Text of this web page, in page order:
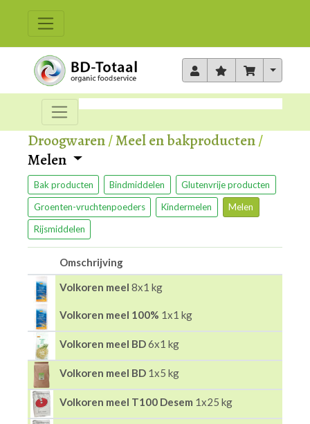
Toggle
Droogwaren/Meel en bakproducten/
Melen
Bak producten Bindmiddelen Glutenvrije producten
Groenten-vruchtenpoeders Kindermelen Melen
Rijsmiddelen
Omschrijving
Volkoren meel 8x1 kg
Volkoren meel 100% 1x1 kg
Volkoren meel BD6x1 kg
Volkoren meel BD 1x5 kg
Volkoren meel T100 Desem 1x25 kg